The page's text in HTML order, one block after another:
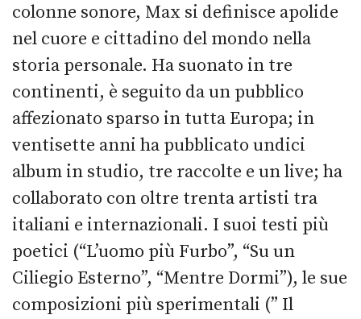
colonne sonore, Max si definisce apolide
nel cuore e cittadino del mondo nella
storia personale. Ha suonato in tre
continenti, è seguito da un pubblico
affezionato sparso in tutta Europa; in
ventisette anni ha pubblicato undici
album in studio, tre raccolte e un live; ha
collaborato con oltre trenta artisti tra
italiani e internazionali. I suoi testi più
poetici (“L’uomo più Furbo”, “Su un
Ciliegio Esterno”, “Mentre Dormi”), le sue
composizioni più sperimentali (” Il